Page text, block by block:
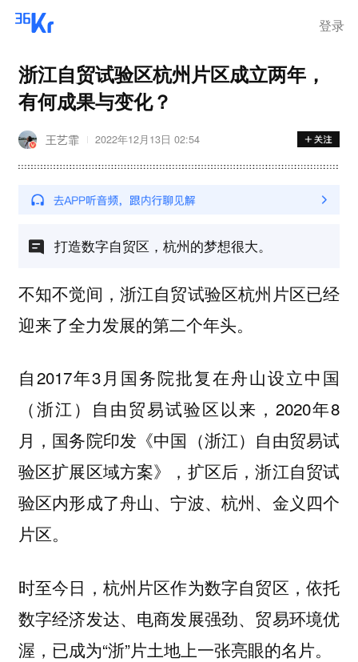
登录
浙江自贸试验区杭州片区成立两年，
有何成果与变化？
王艺霏 2022年12月13日 02:54
打造数字自贸区，杭州的梦想很大。
不知不觉间，浙江自贸试验区杭州片区已经
迎来了全力发展的第二个年头。
自2017年3月国务院批复在舟山设立中国
（浙江）自由贸易试验区以来，2020年8
月，国务院印发《中国（浙江）自由贸易试
验区扩展区域方案》，扩区后，浙江自贸试
验区内形成了舟山、宁波、杭州、金义四个
片区。
时至今日，杭州片区作为数字自贸区，依托
数字经济发达、电商发展强劲、贸易环境优
渥，已成为“浙”片土地上一张亮眼的名片。